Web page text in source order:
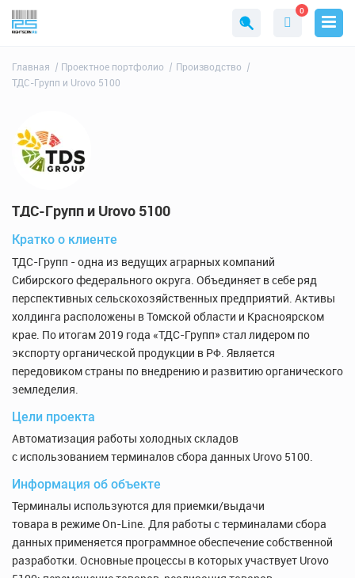
0
Главная Проектное портфолио
Производство
ТДС-Групп и Urovo 5100
ТДС-Групп и Urovo 5100
Кратко о клиенте
ТДС-Групп - одна из ведущих аграрных компаний
Сибирского федерального округа. Объединяет в себе ряд
перспективных сельскохозяйственных предприятий. Активы
холдинга расположены в Томской области и Красноярском
крае. По итогам 2019 года «ТДС-Групп» стал лидером по
экспорту органической продукции в РФ. Является
передовиком страны по внедрению и развитию органического
земледелия.
Цели проекта
Автоматизация работы холодных складов
с использованием терминалов сбора данных Urovo 5100.
Информация об объекте
Терминалы используются для приемки/выдачи
товара в режиме On-Line. Для работы с терминалами сбора
данных применяется программное обеспечение собственной
разработки. Основные процессы в которых участвует Urovo